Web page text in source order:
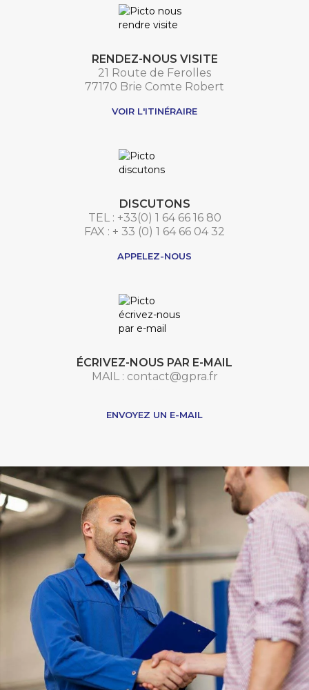
RENDEZ-NOUS VISITE
21 Route de Ferolles
77170 Brie Comte Robert
VOIR L'ITINÉRAIRE
DISCUTONS
TEL : +33(0) 1 64 66 16 80
FAX : + 33 (0) 1 64 66 04 32
APPELEZ-NOUS
ÉCRIVEZ-NOUS PAR E-MAIL
MAIL : contact@gpra.fr
ENVOYEZ UN E-MAIL